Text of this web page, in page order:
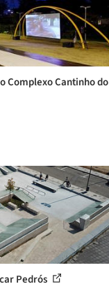
Complexo Cantinho do
Pedrós